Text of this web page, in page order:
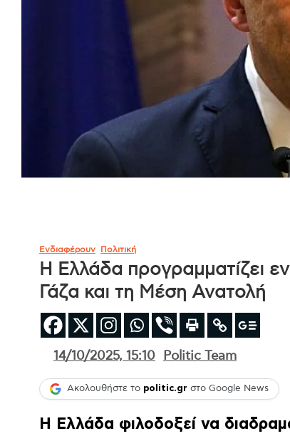
Ενδιαφέρουν Πολιτική
Η Ελλάδα προγραμματίζει
Γάζα και τη Μέση Ανατολή
14/10/2025, 15:10 Politic Team
Ακολουθήστε το politic.gr στο Google News
Η Ελλάδα φιλοδοξεί να